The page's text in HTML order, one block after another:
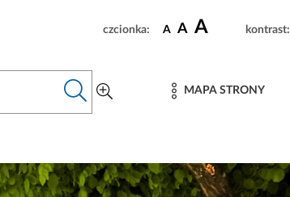
czcionka: A A A kontrast:
MAPA STRONY